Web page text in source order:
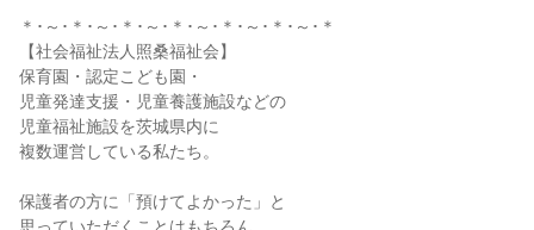
＊･～･＊･～･＊･～･＊･～･＊･～･＊･～･＊
【社会福祉法人照桑福祉会】
保育園・認定こども園・
児童発達支援・児童養護施設などの
児童福祉施設を茨城県内に
複数運営している私たち。
保護者の方に「預けてよかった」と